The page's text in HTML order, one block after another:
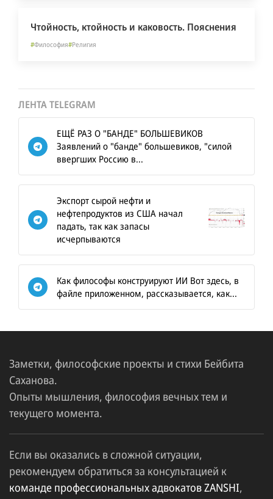
Чтойность, ктойность и каковость. Пояснения
#Философия#Религия
ЛЕНТА TELEGRAM
ЕЩЁ РАЗ О "БАНДЕ" БОЛЬШЕВИКОВ
Заявлений о "банде" большевиков, "силой
ввергших Россию в...
Экспорт сырой нефти и
нефтепродуктов из США начал
падать, так как запасы
исчерпываются
Как философы конструируют ИИ Вот здесь, в
файле приложенном, рассказывается, как...
Заметки, философские проекты и стихи Бейбита
Саханова.
Опыты мышления, философия вечных тем и
текущего момента.
Если вы оказались в сложной ситуации,
рекомендуем обратиться за консультацией к
команде профессиональных адвокатов ZANSHI,